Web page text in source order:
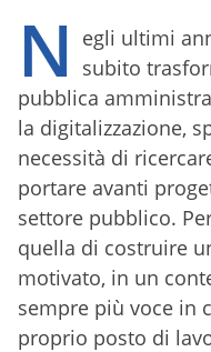
N
egli ultimi
subito
pubblica
la digitalizzazione,
necessità di
portare avanti
settore pubblico.
quella di costruire
motivato, in un
sempre più voce in
proprio posto di